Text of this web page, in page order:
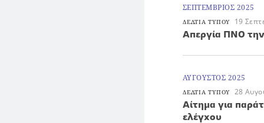
ΣΕΠΤΕΜΒΡΙΟΣ 2025
ΔΕΛΤΙΑ ΤΥΠΟΥ 19
Απεργία ΠΝΟ
ΑΥΓΟΥΣΤΟΣ 2025
ΔΕΛΤΙΑ ΤΥΠΟΥ 28
Aίτημα για
ελέγχου